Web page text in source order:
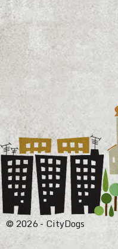
© 2026 - CityDogs